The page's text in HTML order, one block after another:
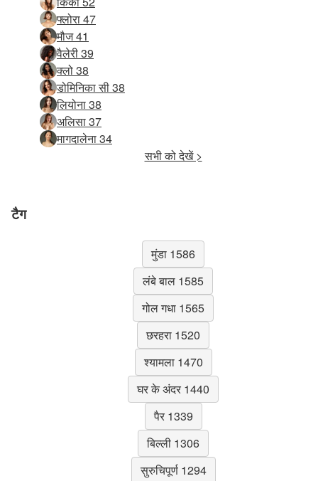
फ्लोरा 47
मौज 41
वैलेरी 39
क्लो 38
डोमिनिका सी 38
लियोना 38
अलिसा 37
मागदालेना 34
सभी को देखें >
टैग
मुंडा 1586
लंबे बाल 1585
गोल गधा 1565
छरहरा 1520
श्यामला 1470
घर के अंदर 1440
पैर 1339
बिल्ली 1306
सुरुचिपूर्ण 1294